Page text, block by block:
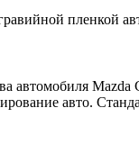
пленкой
автомобиля Mazda
авто.